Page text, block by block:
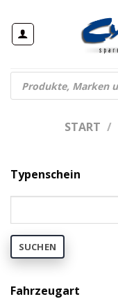
Inhalt
springen
Products
search
START /
Typenschein
SUCHEN
Fahrzeugart